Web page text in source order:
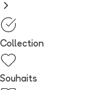
Collection
Souhaits